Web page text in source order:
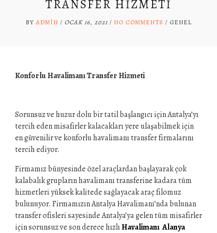
TRANSFER HIZMETI
BY ADMIN / OCAK 16, 2021/ NO COMMENTS / GENEL
Konforlu Havalimanı Transfer Hizmeti
Sorunsuz ve huzur dolu bir tatil başlangıcı için Antalya’yı
tercih eden misafirler kalacakları yere ulaşabilmek için
en güvenilir ve konforlu havalimanı transfer firmalarını
tercih ediyor.
Firmamız bünyesinde özel araçlardan başlayarak çok
kalabalık grupların havalimanı transferine kadara tüm
hizmetleri yüksek kalitede sağlayacak araç filomuz
bulunuyor. Firmamızın Antalya Havalimanı’nda bulunan
transfer ofisleri sayesinde Antalya’ya gelen tüm misafirler
için sorunsuz ve son derece hızlıHavalimanı Alanya